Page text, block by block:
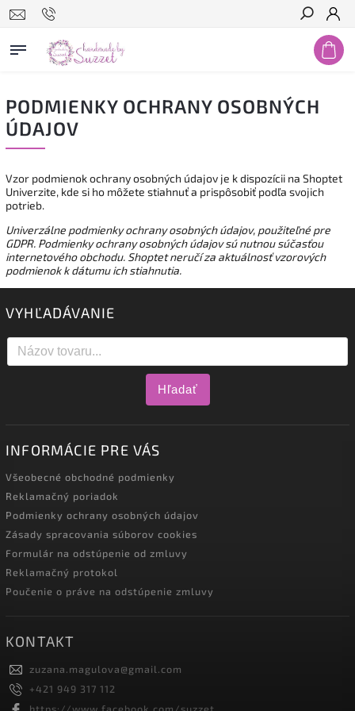
Hľadať
PODMIENKY OCHRANY OSOBNÝCH
ÚDAJOV
Vzor podmienok ochrany osobných údajov je k dispozícii na Shoptet
Univerzite, kde si ho môžete stiahnuť a prispôsobiť podľa svojich
potrieb.
Univerzálne podmienky ochrany osobných údajov, použiteľné pre
GDPR. Podmienky ochrany osobných údajov sú nutnou súčasťou
internetového obchodu. Shoptet neručí za aktuálnosť vzorových
podmienok k dátumu ich stiahnutia.
VYHĽADÁVANIE
Hľadať
INFORMÁCIE PRE VÁS
Všeobecné obchodné podmienky
Reklamačný poriadok
Podmienky ochrany osobných údajov
Zásady spracovania súborov cookies
Formulár na odstúpenie od zmluvy
Reklamačný protokol
Poučenie o práve na odstúpenie zmluvy
KONTAKT
zuzana.magulova@gmail.com
+421 949 317 112
https://www.facebook.com/suzzet